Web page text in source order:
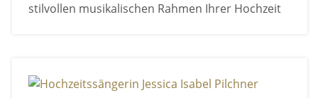
stilvollen musikalischen Rahmen Ihrer Hochzeit